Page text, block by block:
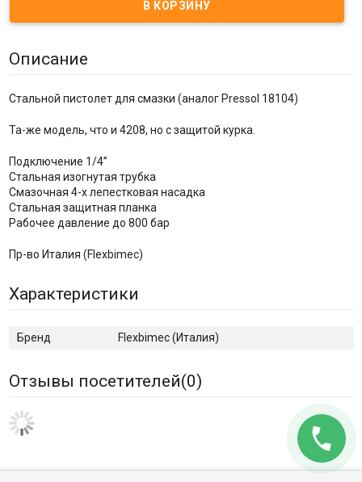
Описание
Стальной пистолет для смазки (аналог Pressol 18104)
Та-же модель, что и 4208, но с защитой курка.
Подключение 1/4”
Стальная изогнутая трубка
Смазочная 4-х лепестковая насадка
Стальная защитная планка
Рабочее давление до 800 бар
Пр-во Италия (Flexbimec)
Характеристики
Бренд Flexbimec (Италия)
Отзывы посетителей(0)